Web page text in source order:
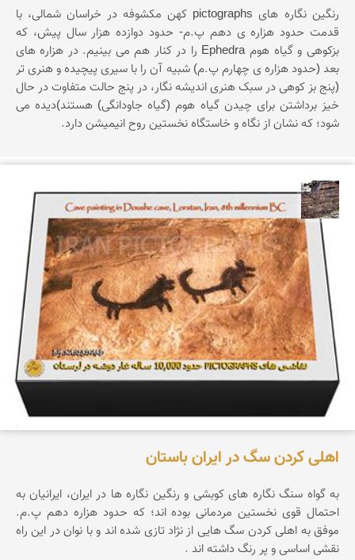
رنگین نگاره های pictographs کهن مکشوفه در خراسان شمالی، با
قدمت حدود هزاره ی دهم پ.م- حدود دوازده هزار سال پیش، که
بزکوهی و گیاه هوم Ephedra را در کنار هم می بینیم. در هزاره های
بعد (حدود هزاره ی چهارم پ.م) شبیه آن را با سیری پیچیده و هنری تر
(پنج بز کوهی در سبک هنری اندیشه نگار، در پنج حالت متفاوت در حال
خیز برداشتن برای چیدن گیاه هوم (گیاه جاودانگی) هستند)دیده می
شود؛ که نشان از نگاه و خاستگاه نخستین روح انیمیشن دارد.
محمد ناصری فرد
اهلی کردن سگ در ایران باستان
به گواه سنگ نگاره های کوبشی و رنگین نگاره ها در ایران، ایرانیان به
احتمال قوی نخستین مردمانی بوده اند؛ که حدود هزاره دهم پ.م.
موفق به اهلی کردن سگ هایی از نژاد تازی شده اند و با نوان در این راه
نقشی اساسی و پر رنگ داشته اند .